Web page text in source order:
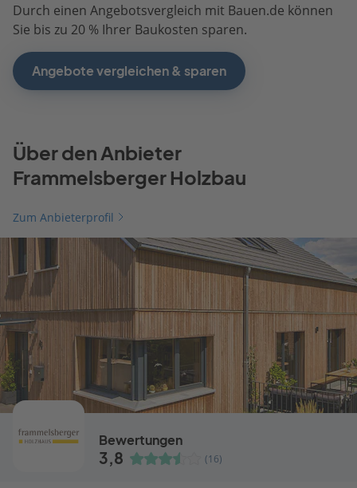
Durch einen Angebotsvergleich mit Bauen.de können
Sie bis zu 20 % Ihrer Baukosten sparen.
Angebote vergleichen & sparen
Über den Anbieter
Frammelsberger Holzbau
Zum Anbieterprofil
Bewertungen
3,8 (16)